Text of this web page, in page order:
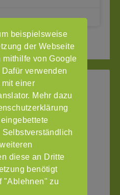
2 3 Seite vor »
beispielsweise
der Webseite
mithilfe von Google
verwenden
einer
Mehr dazu
diese an Dritte
benötigt
"Ablehnen" zu